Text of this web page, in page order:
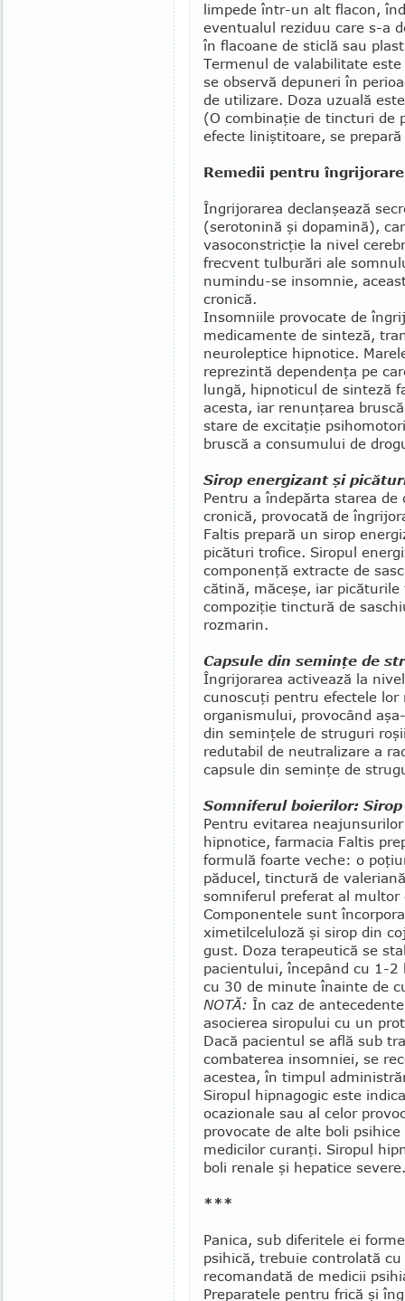
limpede într-un alt flacon,
even­­tualul reziduu care s-a
în flacoane de sticlă sau
Termenul de valabilitate
se observă depuneri în
de utilizare. Doza uzuală
(O combinaţie de tincturi de
efecte liniştitoare, se
Remedii pentru îngrijorare
Îngrijorarea declanşează
(serotonină şi dopamină),
vasoconstricţie la nivel
frecvent tulburări ale
numin­du-se insomnie,
cronică.
Insomniile provocate de
medicamente de sinteză,
neuroleptice hipnotice.
reprezintă dependenţa pe
lungă, hipnoti­cul de sinteză
acesta, iar renunţarea
stare de excitaţie
bruscă a consumului de
Sirop energizant şi
Pentru a îndepărta starea de
cronică, provocată de
Faltis prepară un sirop
picături trofice. Siropul
componenţă extracte de
cătină, măceşe, iar
compoziţie tinctură de
rozmarin.
Capsule din seminţe de
Îngrijorarea activează la
cunoscuţi pentru efectele lor
organismului, provocând
din seminţele de struguri
reduta­bil de neutralizare a
capsule din seminţe de
Somniferul boierilor:
Pentru evitarea
hipnotice, farmacia Faltis
formulă foarte veche: o
păducel, tinctură de
somniferul pre­ferat al multor
Componentele sunt
ximetilceluloză şi sirop din
gust. Doza terapeutică se
pacientului, începând cu 1-
cu 30 de minute înainte de
NOTĂ: În caz de
asocierea siropului cu un
Dacă pacientul se află sub
combaterea insomniei, se
acestea, în timpul
Siropul hipnagogic este
ocazionale sau al celor
provocate de alte boli
medicilor curanţi. Siro­pul
boli renale şi hepatice severe.
***
Panica, sub diferitele ei
psi­hi­că, trebuie controlată
recomandată de me­di­cii
Preparatele pentru frică şi